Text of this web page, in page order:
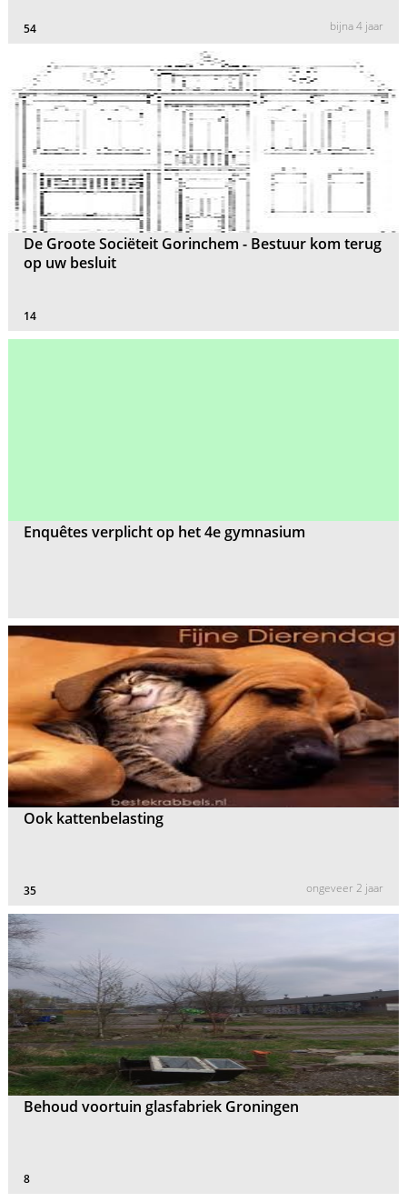
54 bijna 4 jaar
De Groote Sociëteit Gorinchem - Bestuur kom terug
op uw besluit
14
Enquêtes verplicht op het 4e gymnasium
Ook kattenbelasting
35 ongeveer 2 jaar
Behoud voortuin glasfabriek Groningen
8